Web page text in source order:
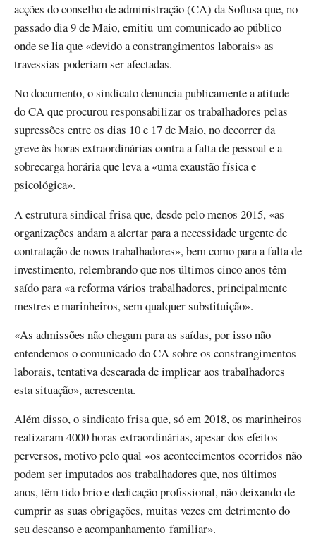
acções do conselho de administração (CA) da Soflusa que, no
passado dia 9 de Maio, emitiu um comunicado ao público
onde se lia que «devido a constrangimentos laborais» as
travessias poderiam ser afectadas.
No documento, o sindicato denuncia publicamente a atitude
do CA que procurou responsabilizar os trabalhadores pelas
supressões entre os dias 10 e 17 de Maio, no decorrer da
greve às horas extraordinárias contra a falta de pessoal e a
sobrecarga horária que leva a «uma exaustão física e
psicológica».
A estrutura sindical frisa que, desde pelo menos 2015, «as
organizações andam a alertar para a necessidade urgente de
contratação de novos trabalhadores», bem como para a falta de
investimento, relembrando que nos últimos cinco anos têm
saído para «a reforma vários trabalhadores, principalmente
mestres e marinheiros, sem qualquer substituição».
«As admissões não chegam para as saídas, por isso não
entendemos o comunicado do CA sobre os constrangimentos
laborais, tentativa descarada de implicar aos trabalhadores
esta situação», acrescenta.
Além disso, o sindicato frisa que, só em 2018, os marinheiros
realizaram 4000 horas extraordinárias, apesar dos efeitos
perversos, motivo pelo qual «os acontecimentos ocorridos não
podem ser imputados aos trabalhadores que, nos últimos
anos, têm tido brio e dedicação profissional, não deixando de
cumprir as suas obrigações, muitas vezes em detrimento do
seu descanso e acompanhamento familiar».